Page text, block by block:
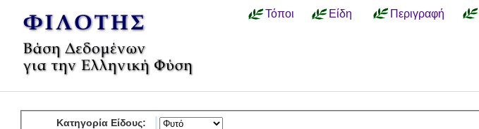
Τόποι Είδη Περιγραφή
Κατηγορία Είδους: